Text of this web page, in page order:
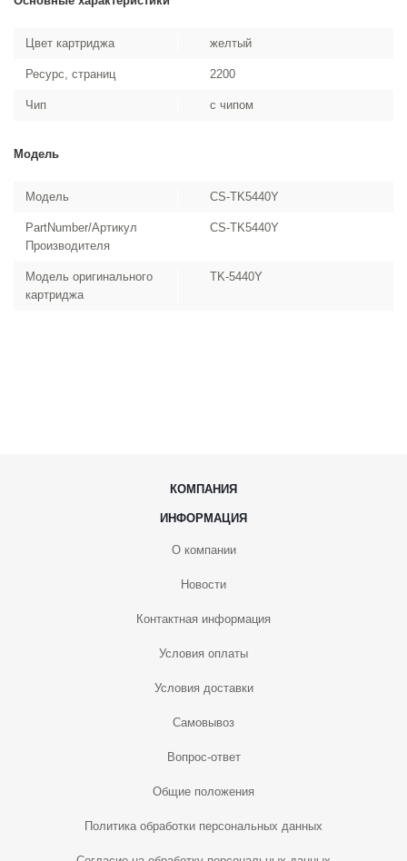
Цвет картриджа желтый
Ресурс, страниц 2200
Чип с чипом
Модель
Модель CS-TK5440Y
PartNumber/Артикул
Производителя
CS-TK5440Y
Модель оригинального
картриджа
TK-5440Y
КОМПАНИЯ
ИНФОРМАЦИЯ
О компании
Новости
Контактная информация
Условия оплаты
Условия доставки
Самовывоз
Вопрос-ответ
Общие положения
Политика обработки персональных данных